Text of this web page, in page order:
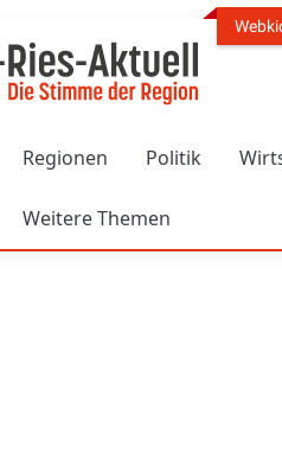
Regionen Politik
Weitere Themen